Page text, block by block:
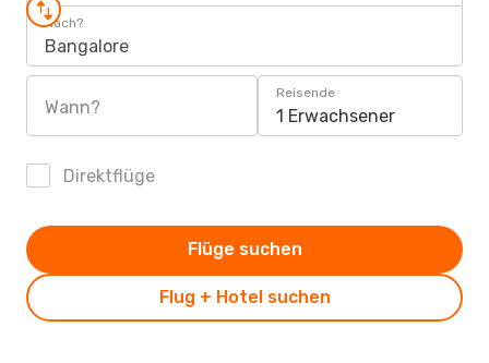
Nach?
Bangalore
Wann?
Reisende
1 Erwachsener
Direktflüge
Flug + Hotel suchen
Flüge suchen